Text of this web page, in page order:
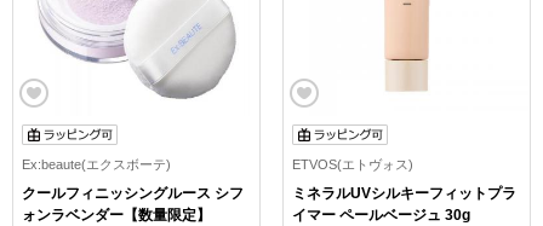
Ex:beaute(エクスボーテ)
クールフィニッシングルース シフ
ォンラベンダー【数量限定】
ETVOS(エトヴォス)
ミネラルUVシルキーフィットプラ
イマー ペールベージュ 30g